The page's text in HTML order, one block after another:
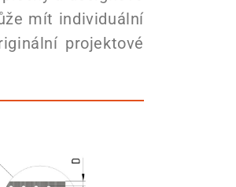
mít individuální
projektové